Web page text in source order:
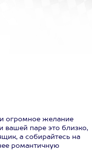
огромное желание
вашей паре это близко,
а собирайтесь на
романтичную